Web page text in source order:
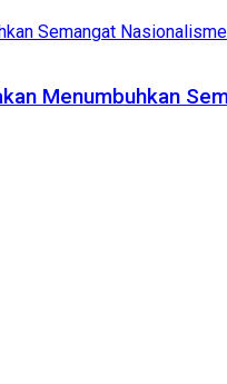
Menumbuhkan